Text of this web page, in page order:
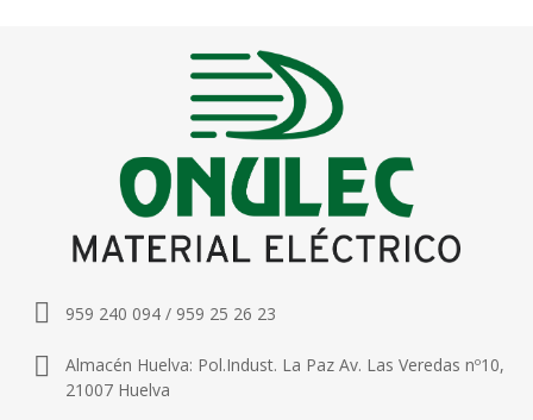
959 240 094 / 959 25 26 23
Almacén Huelva: Pol.Indust. La Paz Av. Las Veredas nº10,
21007 Huelva